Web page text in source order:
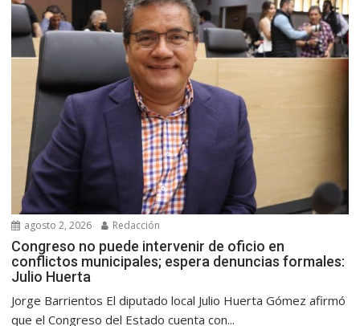
agosto 2, 2026 Redacción
Congreso no puede intervenir de oficio en
conflictos municipales; espera denuncias formales:
Julio Huerta
Jorge Barrientos El diputado local Julio Huerta Gómez afirmó
que el Congreso del Estado cuenta con...